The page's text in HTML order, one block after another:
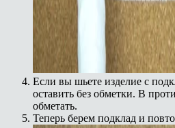
Если вы шьете изделие с
оставить без обметки. В
обметать.
Теперь берем подклад и